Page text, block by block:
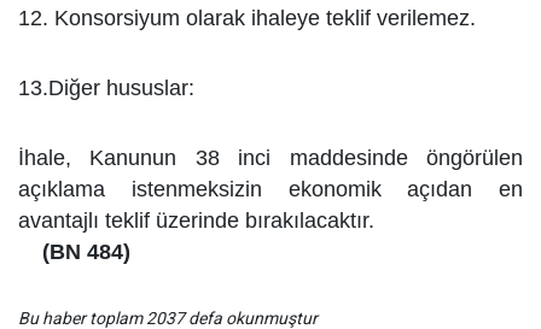
12. Konsorsiyum olarak ihaleye teklif verilemez.
13.Diğer hususlar:
İhale, Kanunun 38 inci maddesinde öngörülen
açıklama istenmeksizin ekonomik açıdan en
avantajlı teklif üzerinde bırakılacaktır.
(BN 484)
Bu haber toplam 2037 defa okunmuştur